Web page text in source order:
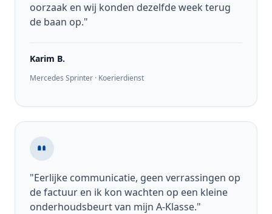
oorzaak en wij konden dezelfde week terug
de baan op."
Karim B.
Mercedes Sprinter · Koerierdienst
"Eerlijke communicatie, geen verrassingen op
de factuur en ik kon wachten op een kleine
onderhoudsbeurt van mijn A-Klasse."